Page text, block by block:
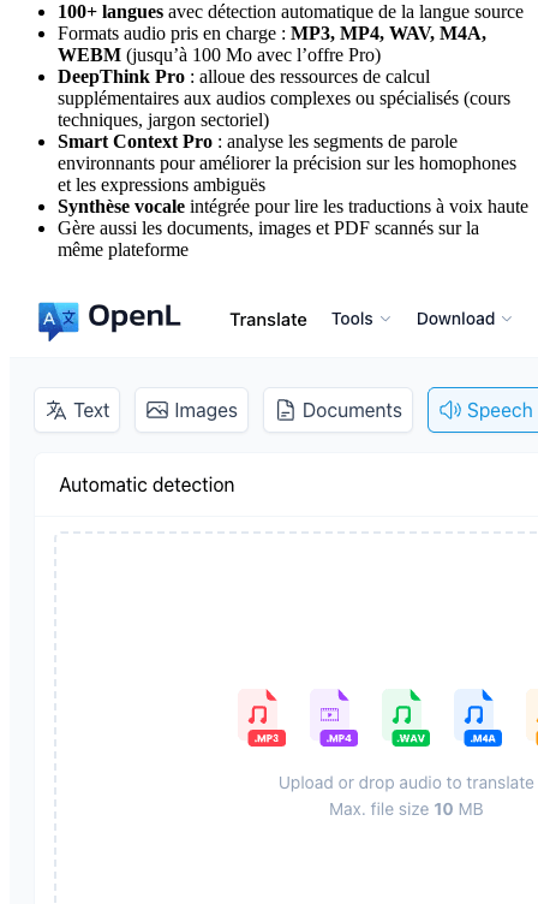
100+ langues avec détection automatique de la langue source
Formats audio pris en charge : MP3, MP4, WAV, M4A,
WEBM (jusqu’à 100 Mo avec l’offre Pro)
DeepThink Pro : alloue des ressources de calcul
supplémentaires aux audios complexes ou spécialisés (cours
techniques, jargon sectoriel)
Smart Context Pro : analyse les segments de parole
environnants pour améliorer la précision sur les homophones
et les expressions ambiguës
Synthèse vocale intégrée pour lire les traductions à voix haute
Gère aussi les documents, images et PDF scannés sur la
même plateforme